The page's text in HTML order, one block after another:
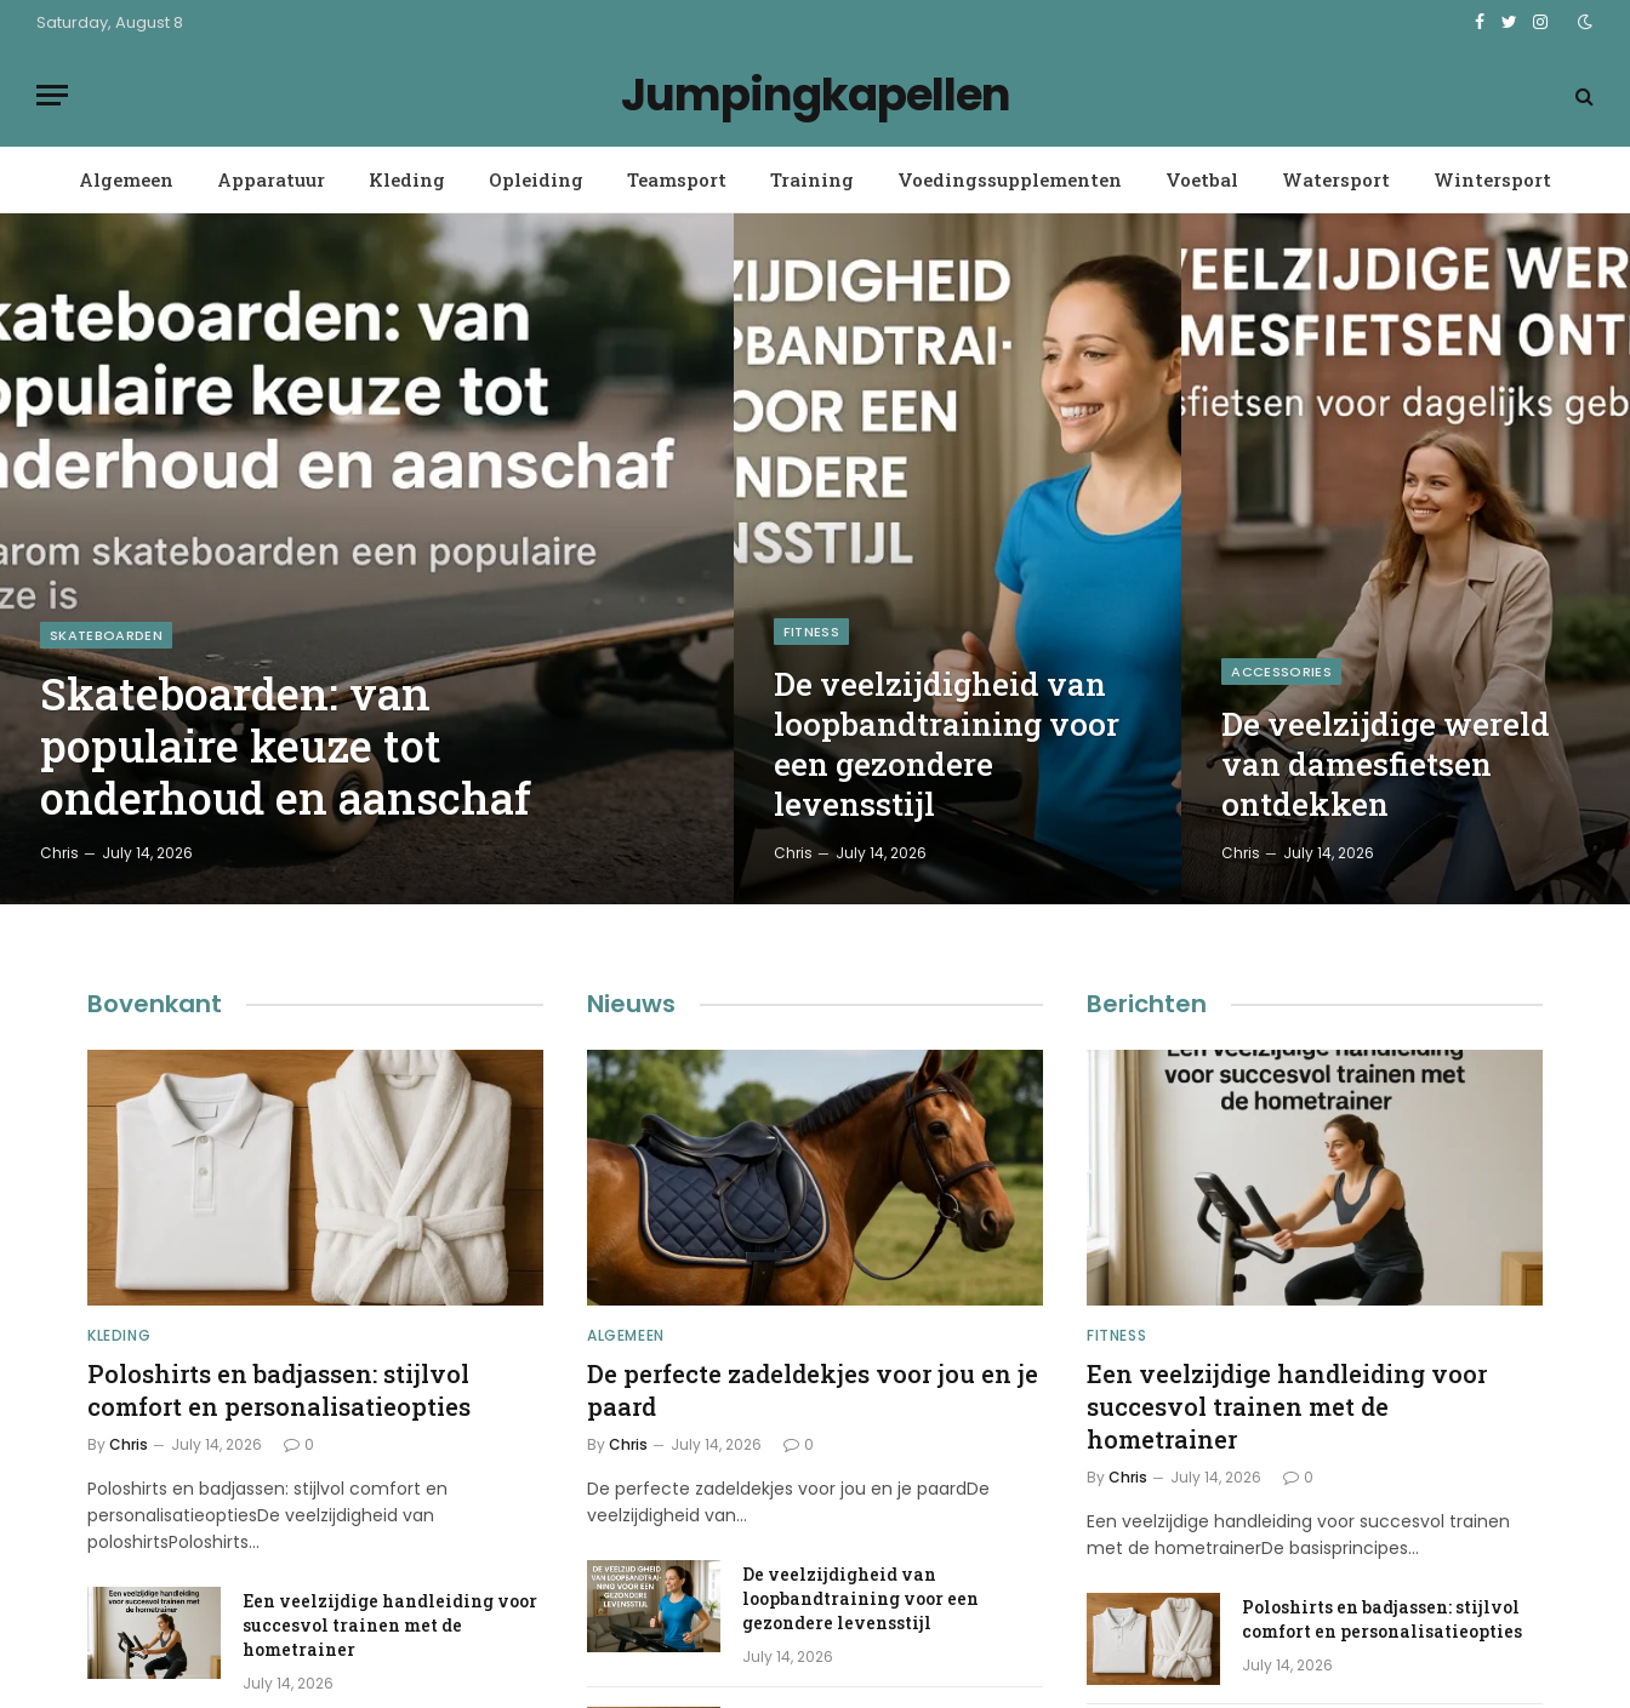
Saturday, August 8 Facebook
TwitterInstagram
Jumpingkapellen
Algemeen Apparatuur Kleding Opleiding Teamsport Training Voedingssupplementen Voetbal Watersport Wintersport
SKATEBOARDEN
Skateboarden: van
populaire keuze tot
onderhoud en aanschaf
Chris July 14, 2026
FITNESS
De veelzijdigheid van
loopbandtraining voor
een gezondere
levensstijl
Chris July 14, 2026
ACCESSORIES
De veelzijdige wereld
van damesfietsen
ontdekken
Chris July 14, 2026
Bovenkant
KLEDING
Poloshirts en badjassen: stijlvol
comfort en personalisatieopties
ByChris July 14, 2026 0
Poloshirts en badjassen: stijlvol comfort en
personalisatieoptiesDe veelzijdigheid van
poloshirtsPoloshirts…
Een veelzijdige handleiding voor
succesvol trainen met de
hometrainer
July 14, 2026
Nieuws
ALGEMEEN
De perfecte zadeldekjes voor jou en je
paard
ByChris July 14, 2026 0
De perfecte zadeldekjes voor jou en je paardDe
veelzijdigheid van…
De veelzijdigheid van
loopbandtraining voor een
gezondere levensstijl
July 14, 2026
Berichten
FITNESS
Een veelzijdige handleiding voor
succesvol trainen met de
hometrainer
ByChris July 14, 2026 0
Een veelzijdige handleiding voor succesvol trainen
met de hometrainerDe basisprincipes…
Poloshirts en badjassen: stijlvol
comfort en personalisatieopties
July 14, 2026